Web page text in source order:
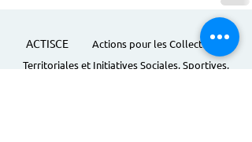
ACTISCE
Actions pour les Collectivités
Territoriales et Initiatives Sociales, Sportives,